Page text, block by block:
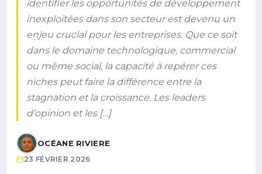
identifier les opportunités de développement
inexploitées dans son secteur est devenu un
enjeu crucial pour les entreprises. Que ce soit
dans le domaine technologique, commercial
ou même social, la capacité à repérer ces
niches peut faire la différence entre la
stagnation et la croissance. Les leaders
d’opinion et les […]
OCÉANE RIVIERE
23 FÉVRIER 2026